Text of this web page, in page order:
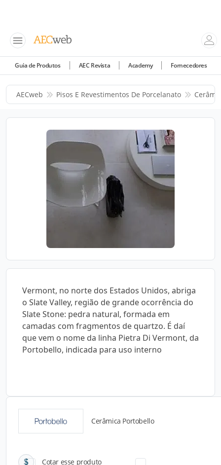
Guia de Produtos AEC Revista Academy Fornecedores
AECweb Pisos E Revestimentos De Porcelanato
Vermont, no norte dos Estados Unidos, abriga
o Slate Valley, região de grande ocorrência do
Slate Stone: pedra natural, formada em
camadas com fragmentos de quartzo. É daí
que vem o nome da linha Pietra Di Vermont, da
Portobello, indicada para uso interno
Cerâmica Portobello
Cotar esse produto
Catálogos para Download